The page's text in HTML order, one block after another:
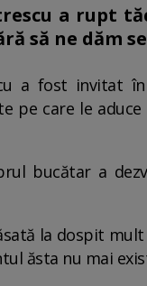
a rupt
să ne dăm
a fost invitat
pe care le
bucătar a
la dospit
ăsta nu mai